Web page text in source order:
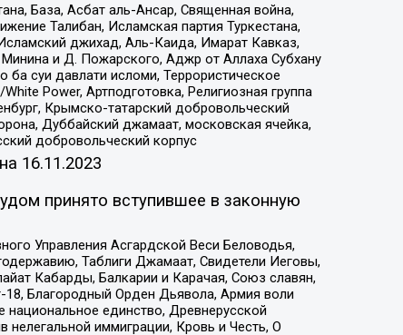
База, Асбат аль-Ансар, Священная война,
Талибан, Исламская партия Туркестана,
джихад, Аль-Каида, Имарат Кавказ,
и Д. Пожарского, Аджр от Аллаха Субхану
суи давлати исломи, Террористическое
Power, Артподготовка, Религиозная группа
Крымско-татарский добровольческий
Дуббайский джамаат, московская ячейка,
добровольческий корпус
16.11.2023
принято вступившее в законную
Управления Асгардской Веси Беловодья,
Таблиги Джамаат, Свидетели Иеговы,
Кабарды, Балкарии и Карачая, Союз славян,
Благородный Орден Дьявола, Армия воли
единство, Древнерусской
иммиграции, Кровь и Честь, О